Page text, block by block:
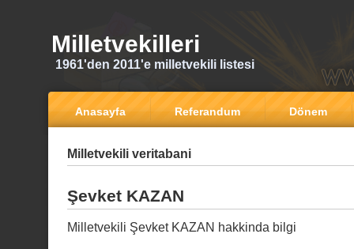
Milletvekilleri
1961'den 2011'e milletvekili listesi
Anasayfa Referandum Dönem
Milletvekili veritabani
Şevket KAZAN
Milletvekili Şevket KAZAN hakkinda bilgi